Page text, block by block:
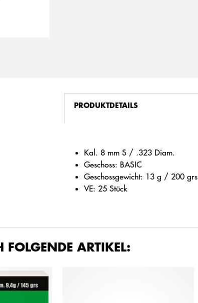
PRODUKTDETAILS
Kal. 8 mm S / .323 Diam.
Geschoss: BASIC
Geschossgewicht: 13 g / 200 grs
VE: 25 Stück
FOLGENDE ARTIKEL: